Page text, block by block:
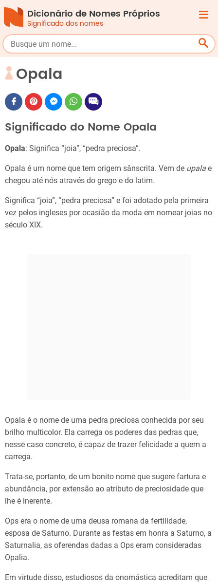
Dicionário de Nomes Próprios
Significado dos nomes
Opala
Significado do Nome Opala
Opala: Significa “joia”, “pedra preciosa”.
Opala é um nome que tem origem sânscrita. Vem de upala e
chegou até nós através do grego e do latim.
Significa “joia”, “pedra preciosa” e foi adotado pela primeira
vez pelos ingleses por ocasião da moda em nomear joias no
século XIX.
Opala é o nome de uma pedra preciosa conhecida por seu
brilho multicolor. Ela carrega os poderes das pedras que,
nesse caso concreto, é capaz de trazer felicidade a quem a
carrega.
Trata-se, portanto, de um bonito nome que sugere fartura e
abundância, por extensão ao atributo de preciosidade que
lhe é inerente.
Ops era o nome de uma deusa romana da fertilidade,
esposa de Saturno. Durante as festas em honra a Saturno, a
Saturnalia, as oferendas dadas a Ops eram consideradas
Opalia.
Em virtude disso, estudiosos da onomástica acreditam que